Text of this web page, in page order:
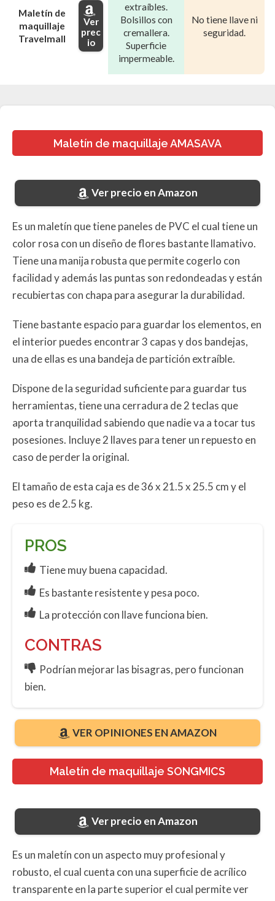
Maletín de
maquillaje
Travelmall
Ver
prec
io
extraíbles.
Bolsillos con
cremallera.
Superficie
impermeable.
No tiene llave ni
seguridad.
Maletín de maquillaje AMASAVA
Ver precio en Amazon
Es un maletín que tiene paneles de PVC el cual tiene un
color rosa con un diseño de flores bastante llamativo.
Tiene una manija robusta que permite cogerlo con
facilidad y además las puntas son redondeadas y están
recubiertas con chapa para asegurar la durabilidad.
Tiene bastante espacio para guardar los elementos, en
el interior puedes encontrar 3 capas y dos bandejas,
una de ellas es una bandeja de partición extraíble.
Dispone de la seguridad suficiente para guardar tus
herramientas, tiene una cerradura de 2 teclas que
aporta tranquilidad sabiendo que nadie va a tocar tus
posesiones. Incluye 2 llaves para tener un repuesto en
caso de perder la original.
El tamaño de esta caja es de 36 x 21.5 x 25.5 cm y el
peso es de 2.5 kg.
PROS
Tiene muy buena capacidad.
Es bastante resistente y pesa poco.
La protección con llave funciona bien.
CONTRAS
Podrían mejorar las bisagras, pero funcionan
bien.
VER OPINIONES EN AMAZON
Maletín de maquillaje SONGMICS
Ver precio en Amazon
Es un maletín con un aspecto muy profesional y
robusto, el cual cuenta con una superficie de acrílico
transparente en la parte superior el cual permite ver